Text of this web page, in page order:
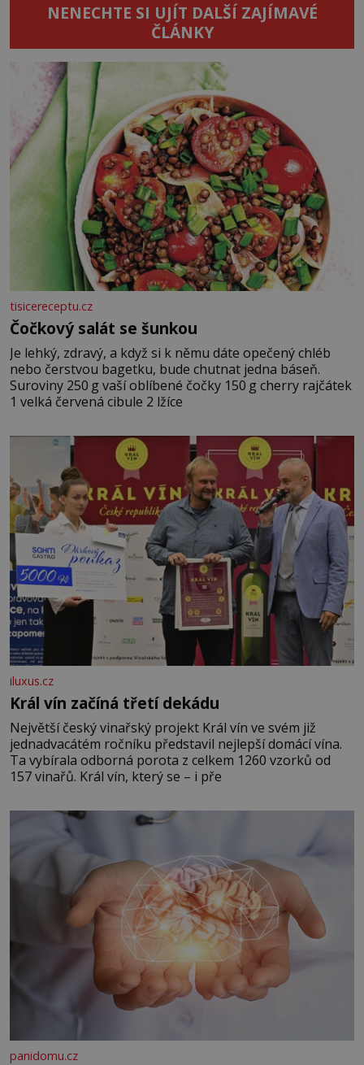
NENECHTE SI UJÍT DALŠÍ ZAJÍMAVÉ
ČLÁNKY
tisicereceptu.cz
Čočkový salát se šunkou
Je lehký, zdravý, a když si k němu dáte opečený chléb
nebo čerstvou bagetku, bude chutnat jedna báseň.
Suroviny 250 g vaší oblíbené čočky 150 g cherry rajčátek
1 velká červená cibule 2 lžíce
iluxus.cz
Král vín začíná třetí dekádu
Největší český vinařský projekt Král vín ve svém již
jednadvacátém ročníku představil nejlepší domácí vína.
Ta vybírala odborná porota z celkem 1260 vzorků od
157 vinařů. Král vín, který se – i pře
panidomu.cz